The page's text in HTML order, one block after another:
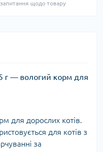
запитання щодо товару
г — вологий корм для
для дорослих котів.
для котів з
за